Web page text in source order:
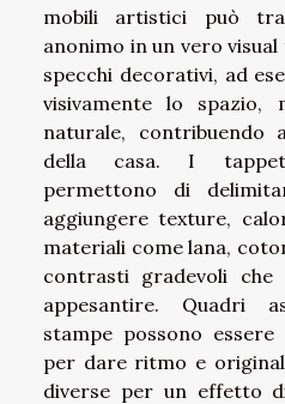
mobili artistici può
anonimo in un vero
specchi decorativi, ad
visivamente lo spazio,
naturale, contribuendo
della casa. I
permettono di
aggiungere texture,
materiali come lana,
contrasti gradevoli che
appesantire. Quadri
stampe possono
per dare ritmo e
diverse per un effetto